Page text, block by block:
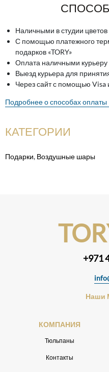
Наличными в студии цветов
С помощью платежного
подарков «TORY»
Оплата наличными курьеру
Выезд курьера для
Через сайт с помощью Visa
Подробнее о способах оплаты
КАТЕГОРИИ
Подарки, Воздушные шары
+971
Наши
КОМПАНИЯ
Тюльпаны
Контакты